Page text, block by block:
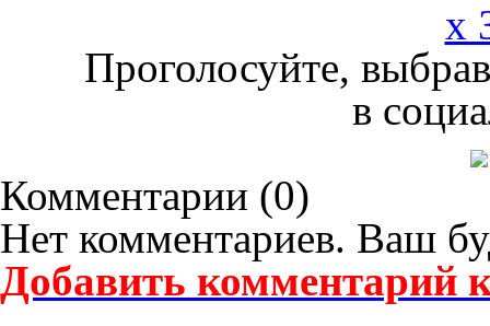
x
Проголосуйте,
в
Комментарии (0)
Нет комментариев. Ваш
Добавить комментарий